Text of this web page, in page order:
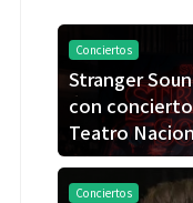
Conciertos
Stranger
con
Teatro
Conciertos